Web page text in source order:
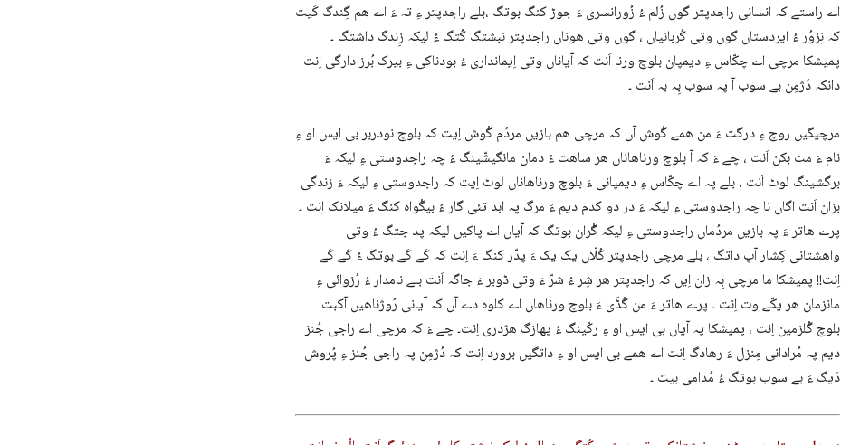
اے راستے کہ انسانی راجدپتر گوں زُلم ءُ زُورانسری ءَ جوڑ کنگ بوتگ ،بلے راجدپتر ءِ تہ ءَ اے ھم گِندگ کَیت
کہ نِزوُر ءُ ایردستاں گوں وتی کُربانیاں ، گوں وتی ھوناں راجدپتر نبشتگ کُتگ ءُ لیکہ زِندگ داشتگ ۔
پمیشکا مرچی اے چکّاس ءِ دیمپان بلوچ ورنا اَنت کہ آیاناں وتی اِیمانداری ءُ بودناکی ءِ بیرک بُرز دارگی اِنت
دانکہ دُژمِن بے سوب آ پہ سوب بِہ بہ اَنت ۔
مرچیگیں روچ ءِ درگت ءَ من ھمے گْوش آں کہ مرچی ھم بازیں مردُم گْوش اِیت کہ بلوچ نودربر بی ایس او ءِ
نام ءَ مٹ بکن اَنت ، چے ءَ کہ آ بلوچ ورناھاناں ھر ساھت ءُ دمان مانگیشّینگ ءُ چہ راجدوستی ءِ لیکہ ءَ
برگشینگ لوٹ اَنت ، بلے پہ اے چکّاس ءِ دیمپانی ءَ بلوچ ورناھاناں لوٹ اِیت کہ راجدوستی ءِ لیکہ ءَ زندگی
بزان اَنت اگاں نا چہ راجدوستی ءِ لیکہ ءَ در دو کدم دیم ءَ مرگ پہ ابد تئی گار ءُ بیگْواہ کنگ ءَ میلانک اِنت ۔
پرے ھاتر ءَ پہ بازیں مردُماں راجدوستی ءِ لیکہ گْران بوتگ کہ آیاں اے پاکیں لیکہ پد جتگ ءُ وتی
واھشتانی کِشار آپ داتگ ، بلے مرچی راجدپتر کُلّاں یک یک ءَ پدّر کنگ ءَ اِنت کہ کَے کَے بوتگ ءُ کَے کَے
اِنت!! پمیشکا ما مرچی بِہ زان اِیں کہ راجدپتر ھر شِر ءُ شرّ ءَ وتی ڈوبر‌ ءَ جاگہ اَنت بلے نامدار ءُ رُزوائی ءِ
مانزمان ھر یکّے وت اِنت ۔ پرے ھاتر ءَ من گُڈّی ءَ بلوچ ورناھاں اے کلوہ دے آں کہ آیانی رُوژناھیں آکبت
بلوچ گُلزمین اِنت ، پمیشکا پہ آیاں بی ایس او ءِ رکّینگ ءُ پھازگ ھژدری اِنت۔ چے ءَ کہ مرچی اے راجی جُنز
دیم پہ مُرادانی مِنزل ءَ رھادگ اِنت اے ھمے بی ایس او ءِ داتگیں برورد اِنت کہ دُژمِن پہ راجی جُنز ءِ پُروش
دَیگ ءَ بے سوب بوتگ ءُ مُدامی بیت ۔